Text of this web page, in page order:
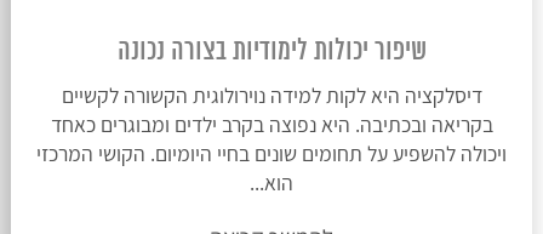
שיפור יכולות לימודיות בצורה נכונה
דיסלקציה היא לקות למידה נוירולוגית הקשורה לקשיים
בקריאה ובכתיבה. היא נפוצה בקרב ילדים ומבוגרים כאחד
ויכולה להשפיע על תחומים שונים בחיי היומיום. הקושי המרכזי
הוא...